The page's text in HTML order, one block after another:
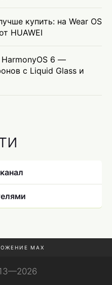
купить: на Wear OS
HUAWEI
HarmonyOS 6 —
с Liquid Glass и
MAX